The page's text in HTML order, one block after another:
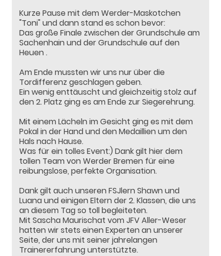
Kurze Pause mit dem Werder-Maskotchen
"Toni" und dann stand es schon bevor:
Das große Finale zwischen der Grundschule am
Sachenhain und der Grundschule auf den
Heuen .
Am Ende mussten wir uns nur über die
Tordifferenz geschlagen geben.
Ein wenig enttäuscht und gleichzeitig stolz auf
den 2. Platz ging es am Ende zur Siegerehrung.
Mit einem Lächeln im Gesicht ging es mit dem
Pokal in der Hand und den Medaillien um den
Hals nach Hause.
Was für ein tolles Event:) Dank gilt hier dem
tollen Team von Werder Bremen für eine
reibungslose, perfekte Organisation.
Dank gilt auch unseren FSJlern Shawn und
Luana und einigen Eltern der 2. Klassen, die uns
an diesem Tag so toll begleiteten.
Mit Sascha Maurischat vom JFV Aller-Weser
hatten wir stets einen Experten an unserer
Seite, der uns mit seiner jahrelangen
Trainererfahrung unterstützte.